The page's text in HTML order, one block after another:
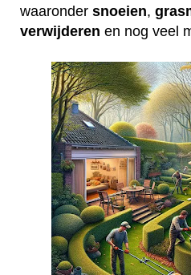
waaronder snoeien,
verwijderen en nog veel